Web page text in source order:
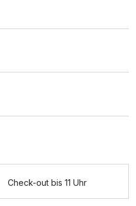
Check-out bis 11 Uhr